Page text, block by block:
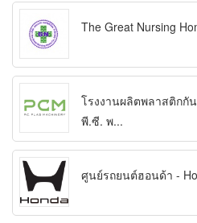
The Great Nursing
โรงงานผลิตพลาสติกกั
พี.ซี. พ...
ศูนย์รถยนต์ฮอนด้า -